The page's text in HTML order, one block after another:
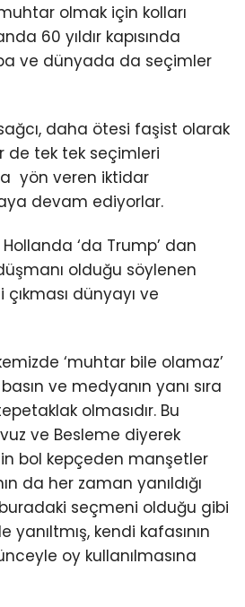
olmak için kolları
60 yıldır kapısında
ve dünyada da seçimler
daha ötesi faşist olarak
de tek tek seçimleri
yön veren iktidar
devam ediyorlar.
‘da Trump’ dan
olduğu söylenen
dünyayı ve
‘muhtar bile olamaz’
ve medyanın yanı sıra
olmasıdır. Bu
ve Besleme diyerek
bol kepçeden manşetler
da her zaman yanıldığı
seçmeni olduğu gibi
kendi kafasının
oy kullanılmasına